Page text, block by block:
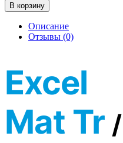
В корзину
Описание
Отзывы (0)
Excel
Mat Tr /